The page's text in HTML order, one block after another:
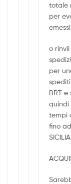
totale
per
o
per
BRT e
quindi
tempi
fino